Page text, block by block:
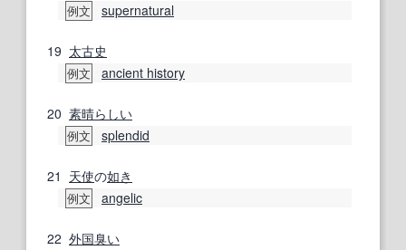
例文 supernatural
19 太古史
例文 ancient history
20 素晴らしい
例文 splendid
21 天使の如き
例文 angelic
22 外国臭い